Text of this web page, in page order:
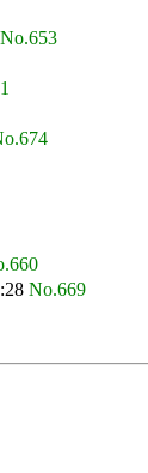
No.653
No.669